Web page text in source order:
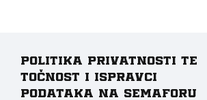
Politika privatnosti te
točnost i ispravci
podataka na Semaforu